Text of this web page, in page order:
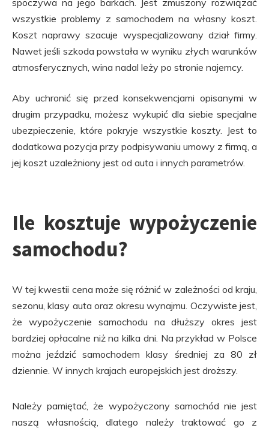
spoczywa na jego barkach. Jest zmuszony rozwiązać
wszystkie problemy z samochodem na własny koszt.
Koszt naprawy szacuje wyspecjalizowany dział firmy.
Nawet jeśli szkoda powstała w wyniku złych warunków
atmosferycznych, wina nadal leży po stronie najemcy.
Aby uchronić się przed konsekwencjami opisanymi w
drugim przypadku, możesz wykupić dla siebie specjalne
ubezpieczenie, które pokryje wszystkie koszty. Jest to
dodatkowa pozycja przy podpisywaniu umowy z firmą, a
jej koszt uzależniony jest od auta i innych parametrów.
Ile kosztuje wypożyczenie
samochodu?
W tej kwestii cena może się różnić w zależności od kraju,
sezonu, klasy auta oraz okresu wynajmu. Oczywiste jest,
że wypożyczenie samochodu na dłuższy okres jest
bardziej opłacalne niż na kilka dni. Na przykład w Polsce
można jeździć samochodem klasy średniej za 80 zł
dziennie. W innych krajach europejskich jest droższy.
Należy pamiętać, że wypożyczony samochód nie jest
naszą własnością, dlatego należy traktować go z